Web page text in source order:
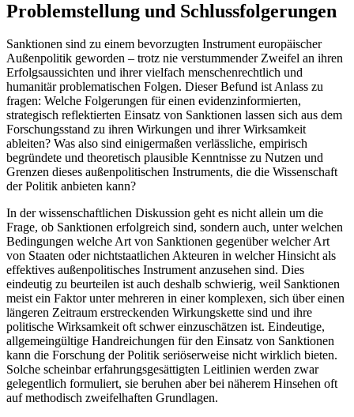
Problemstellung und Schlussfolgerungen
Sanktionen sind zu einem bevorzugten Instrument europäischer
Außenpolitik geworden – trotz nie verstummender Zweifel an ihren
Erfolgsaussichten und ihrer vielfach menschenrechtlich und
humanitär problematischen Folgen. Dieser Befund ist Anlass zu
fragen: Welche Folgerungen für einen evidenzinformierten,
strategisch reflektierten Einsatz von Sank­tionen lassen sich aus dem
Forschungsstand zu ihren Wirkungen und ihrer Wirksamkeit
ableiten? Was also sind einigermaßen verlässliche, empirisch
begründete und theoretisch plausible Kenntnisse zu Nutzen und
Grenzen dieses außenpolitischen Instruments, die die Wissenschaft
der Politik anbieten kann?
In der wissenschaftlichen Diskussion geht es nicht allein um die
Frage, ob Sanktionen erfolgreich sind, sondern auch, unter welchen
Bedingungen welche Art von Sanktionen gegenüber welcher Art
von Staaten oder nichtstaatlichen Akteuren in welcher Hinsicht als
effektives außenpolitisches Instrument anzusehen sind. Dies
eindeutig zu beurteilen ist auch deshalb schwierig, weil Sanktionen
meist ein Faktor unter mehreren in einer komplexen, sich über einen
längeren Zeitraum erstreckenden Wirkungskette sind und ihre
politische Wirksamkeit oft schwer ein­zuschätzen ist. Eindeutige,
allgemeingültige Hand­reichungen für den Einsatz von Sanktionen
kann die Forschung der Politik seriöserweise nicht wirklich bieten.
Solche scheinbar erfahrungsgesättigten Leit­linien werden zwar
gelegentlich formuliert, sie be­ruhen aber bei näherem Hinsehen oft
auf methodisch zweifelhaften Grundlagen.